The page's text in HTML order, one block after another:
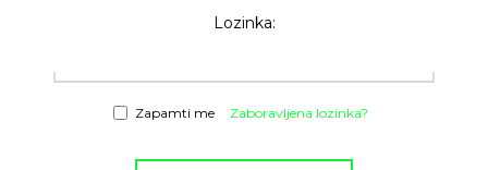
Lozinka:
Zapamti me Zaboravljena lozinka?